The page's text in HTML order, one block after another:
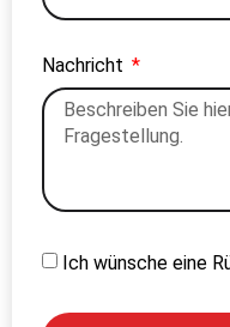
Nachricht
Ich wünsche eine